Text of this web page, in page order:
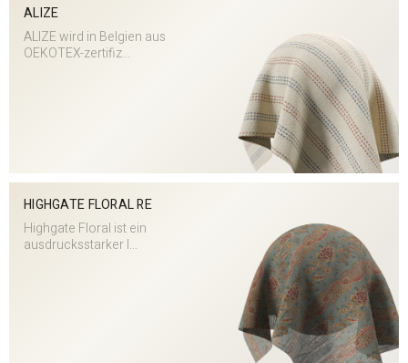
ALIZE
ALIZE wird in Belgien aus
OEKOTEX-zertifiz...
HIGHGATE FLORAL RE
Highgate Floral ist ein
ausdrucksstarker I...